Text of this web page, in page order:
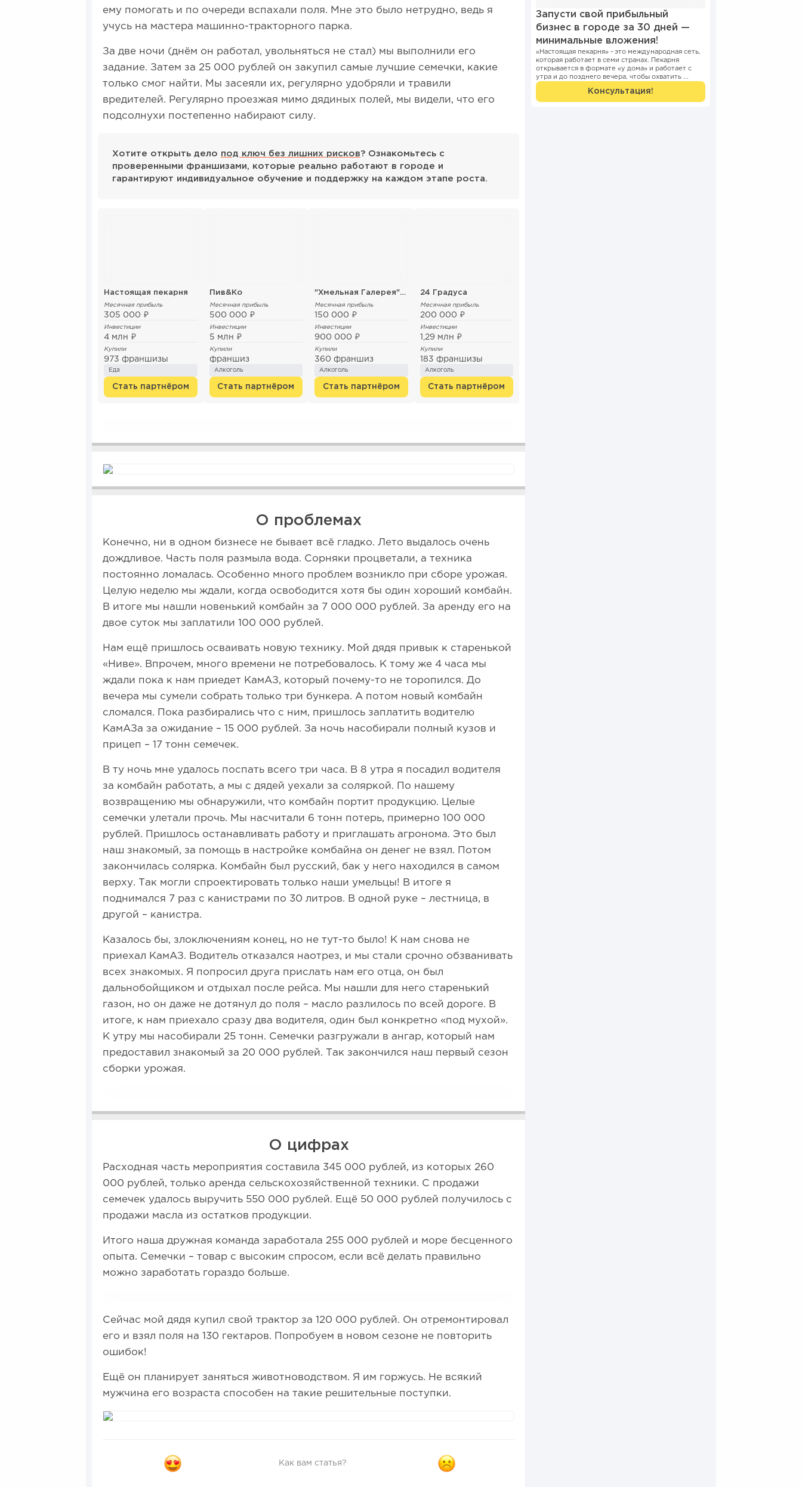
ему помогать и по очереди вспахали поля. Мне это было нетрудно, ведь я
учусь на мастера машинно-тракторного парка.
За две ночи (днём он работал, увольняться не стал) мы выполнили его
задание. Затем за 25 000 рублей он закупил самые лучшие семечки, какие
только смог найти. Мы засеяли их, регулярно удобряли и травили
вредителей. Регулярно проезжая мимо дядиных полей, мы видели, что его
подсолнухи постепенно набирают силу.
Хотите открыть дело под ключ без лишних рисков? Ознакомьтесь с
проверенными франшизами, которые реально работают в городе и
гарантируют индивидуальное обучение и поддержку на каждом этапе роста.
Настоящая пекарня
Месячная прибыль
305 000 ₽
Инвестиции
4 млн ₽
Купили
973 франшизы
Еда
Стать партнёром
Пив&Ко
Месячная прибыль
500 000 ₽
Инвестиции
5 млн ₽
Купили
франшиз
Алкоголь
Стать партнёром
"Хмельная Галерея" от ПК Канцлеръ
Месячная прибыль
150 000 ₽
Инвестиции
900 000 ₽
Купили
360 франшиз
Алкоголь
Стать партнёром
24 Градуса
Месячная прибыль
200 000 ₽
Инвестиции
1,29 млн ₽
Купили
183 франшизы
Алкоголь
Стать партнёром
О проблемах
Конечно, ни в одном бизнесе не бывает всё гладко. Лето выдалось очень
дождливое. Часть поля размыла вода. Сорняки процветали, а техника
постоянно ломалась. Особенно много проблем возникло при сборе урожая.
Целую неделю мы ждали, когда освободится хотя бы один хороший комбайн.
В итоге мы нашли новенький комбайн за 7 000 000 рублей. За аренду его на
двое суток мы заплатили 100 000 рублей.
Нам ещё пришлось осваивать новую технику. Мой дядя привык к старенькой
«Ниве». Впрочем, много времени не потребовалось. К тому же 4 часа мы
ждали пока к нам приедет КамАЗ, который почему-то не торопился. До
вечера мы сумели собрать только три бункера. А потом новый комбайн
сломался. Пока разбирались что с ним, пришлось заплатить водителю
КамАЗа за ожидание – 15 000 рублей. За ночь насобирали полный кузов и
прицеп – 17 тонн семечек.
В ту ночь мне удалось поспать всего три часа. В 8 утра я посадил водителя
за комбайн работать, а мы с дядей уехали за соляркой. По нашему
возвращению мы обнаружили, что комбайн портит продукцию. Целые
семечки улетали прочь. Мы насчитали 6 тонн потерь, примерно 100 000
рублей. Пришлось останавливать работу и приглашать агронома. Это был
наш знакомый, за помощь в настройке комбайна он денег не взял. Потом
закончилась солярка. Комбайн был русский, бак у него находился в самом
верху. Так могли спроектировать только наши умельцы! В итоге я
поднимался 7 раз с канистрами по 30 литров. В одной руке – лестница, в
другой – канистра.
Казалось бы, злоключениям конец, но не тут-то было! К нам снова не
приехал КамАЗ. Водитель отказался наотрез, и мы стали срочно обзванивать
всех знакомых. Я попросил друга прислать нам его отца, он был
дальнобойщиком и отдыхал после рейса. Мы нашли для него старенький
газон, но он даже не дотянул до поля – масло разлилось по всей дороге. В
итоге, к нам приехало сразу два водителя, один был конкретно «под мухой».
К утру мы насобирали 25 тонн. Семечки разгружали в ангар, который нам
предоставил знакомый за 20 000 рублей. Так закончился наш первый сезон
сборки урожая.
О цифрах
Расходная часть мероприятия составила 345 000 рублей, из которых 260
000 рублей, только аренда сельскохозяйственной техники. С продажи
семечек удалось выручить 550 000 рублей. Ещё 50 000 рублей получилось с
продажи масла из остатков продукции.
Итого наша дружная команда заработала 255 000 рублей и море бесценного
опыта. Семечки – товар с высоким спросом, если всё делать правильно
можно заработать гораздо больше.
Сейчас мой дядя купил свой трактор за 120 000 рублей. Он отремонтировал
его и взял поля на 130 гектаров. Попробуем в новом сезоне не повторить
ошибок!
Ещё он планирует заняться животноводством. Я им горжусь. Не всякий
мужчина его возраста способен на такие решительные поступки.
Запусти свой прибыльный
бизнес в городе за 30 дней —
минимальные вложения!
«Настоящая пекарня» - это международная сеть,
которая работает в семи странах. Пекарня
открывается в формате «у дома» и работает с
утра и до позднего вечера, чтобы охватить ...
Консультация!
Как вам статья?